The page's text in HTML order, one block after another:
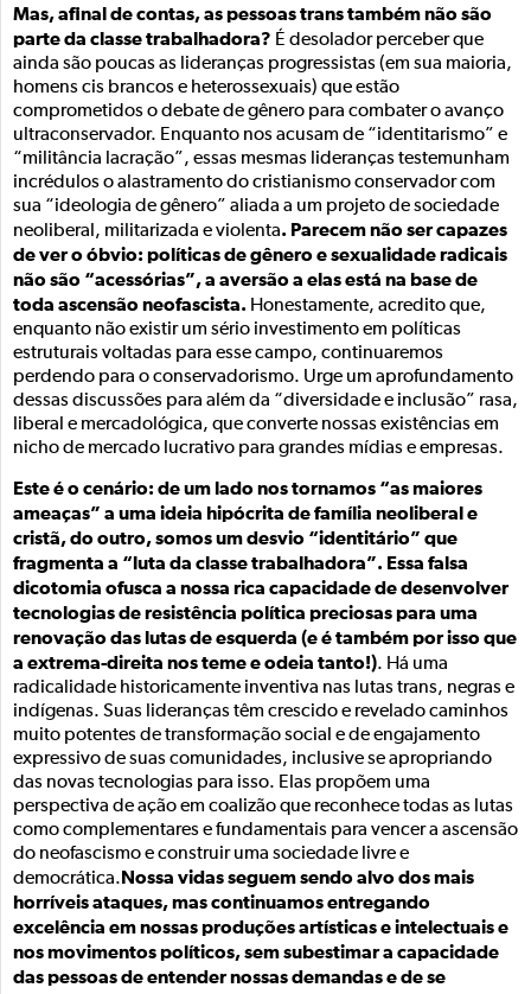
Mas, afinal de contas, as pessoas trans também não são
parte da classe trabalhadora? É desolador perceber que
ainda são poucas as lideranças progressistas (em sua maioria,
homens cis brancos e heterossexuais) que estão
comprometidos o debate de gênero para combater o avanço
ultraconservador. Enquanto nos acusam de “identitarismo” e
“militância lacração”, essas mesmas lideranças testemunham
incrédulos o alastramento do cristianismo conservador com
sua “ideologia de gênero” aliada a um projeto de sociedade
neoliberal, militarizada e violenta. Parecem não ser capazes
de ver o óbvio: políticas de gênero e sexualidade radicais
não são “acessórias”, a aversão a elas está na base de
toda ascensão neofascista. Honestamente, acredito que,
enquanto não existir um sério investimento em políticas
estruturais voltadas para esse campo, continuaremos
perdendo para o conservadorismo. Urge um aprofundamento
dessas discussões para além da “diversidade e inclusão” rasa,
liberal e mercadológica, que converte nossas existências em
nicho de mercado lucrativo para grandes mídias e empresas.
Este é o cenário: de um lado nos tornamos “as maiores
ameaças” a uma ideia hipócrita de família neoliberal e
cristã, do outro, somos um desvio “identitário” que
fragmenta a “luta da classe trabalhadora”. Essa falsa
dicotomia ofusca a nossa rica capacidade de desenvolver
tecnologias de resistência política preciosas para uma
renovação das lutas de esquerda (e é também por isso que
a extrema-direita nos teme e odeia tanto!). Há uma
radicalidade historicamente inventiva nas lutas trans, negras e
indígenas. Suas lideranças têm crescido e revelado caminhos
muito potentes de transformação social e de engajamento
expressivo de suas comunidades, inclusive se apropriando
das novas tecnologias para isso. Elas propõem uma
perspectiva de ação em coalizão que reconhece todas as lutas
como complementares e fundamentais para vencer a ascensão
do neofascismo e construir uma sociedade livre e
democrática. Nossa vidas seguem sendo alvo dos mais
horríveis ataques, mas continuamos entregando
excelência em nossas produções artísticas e intelectuais e
nos movimentos políticos, sem subestimar a capacidade
das pessoas de entender nossas demandas e de se